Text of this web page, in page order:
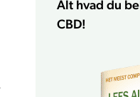
Alt hvad du
CBD!